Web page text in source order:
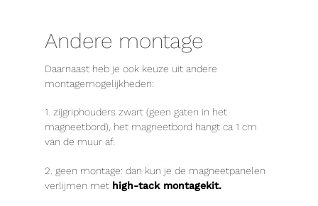
Andere montage
Daarnaast heb je ook keuze uit andere
montagemogelijkheden:
1. zijgriphouders zwart (geen gaten in het
magneetbord), het magneetbord hangt ca 1 cm
van de muur af.
2. geen montage: dan kun je de magneetpanelen
verlijmen met high-tack montagekit.